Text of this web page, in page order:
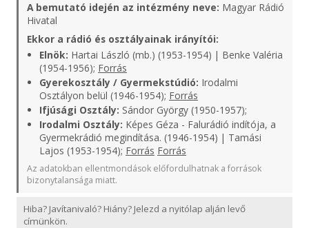
A bemutató idején az intézmény neve: Magyar Rádió
Hivatal
Ekkor a rádió és osztályainak irányítói:
Elnök: Hartai László (mb.) (1953-1954) | Benke Valéria
(1954-1956); Forrás
Gyerekosztály / Gyermekstúdió: Irodalmi
Osztályon belül (1946-1954); Forrás
Ifjúsági Osztály: Sándor György (1950-1957);
Irodalmi Osztály: Képes Géza - Falurádió indítója, a
Gyermekrádió megindítása. (1946-1954) | Tamási
Lajos (1953-1954); Forrás Forrás
Az adatokban ellentmondások előfordulhatnak a források
bizonytalansága miatt.
Hiba? Javítanivaló? Hiány? Jelezd a nyitólap alján levő
címünkön.